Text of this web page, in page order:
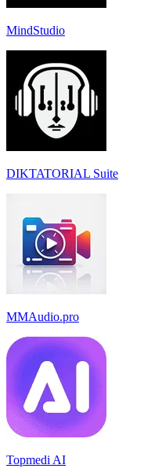
MindStudio
DIKTATORIAL Suite
MMAudio.pro
Topmedi AI